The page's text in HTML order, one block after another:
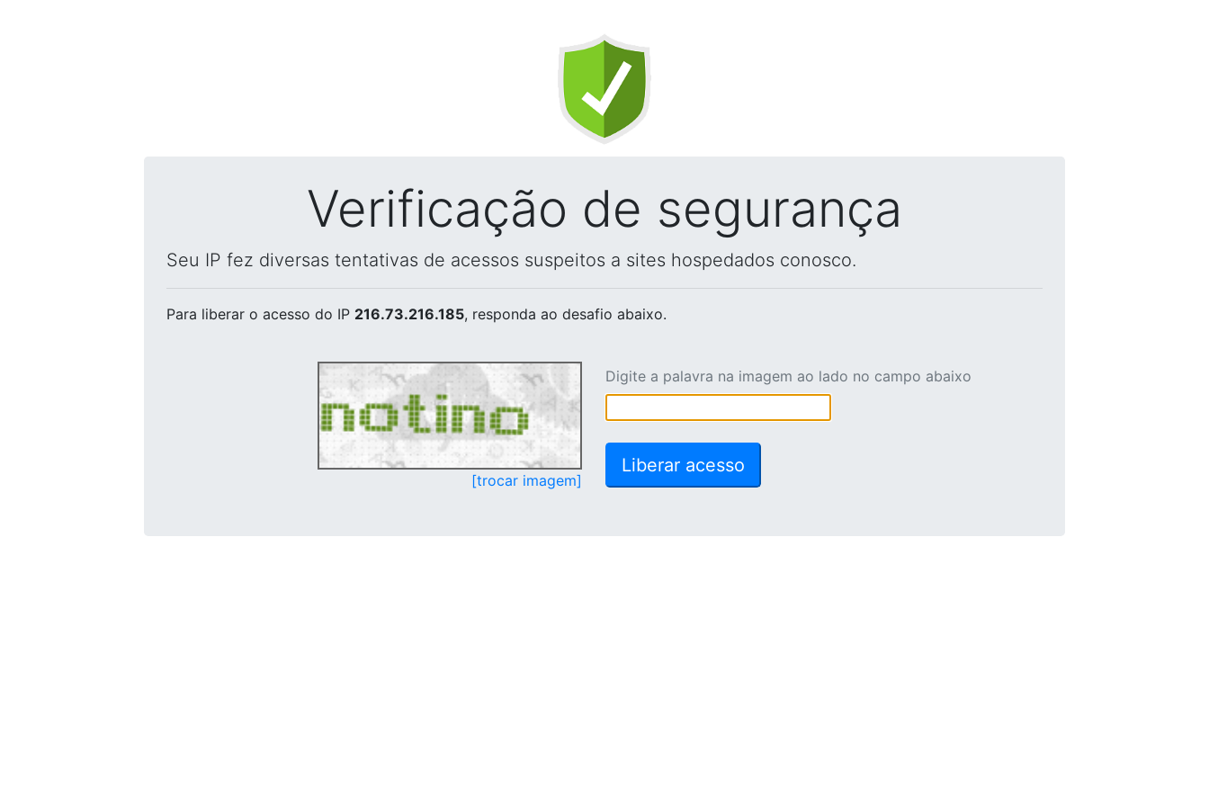
Verificação de segurança
Seu IP fez diversas tentativas de acessos suspeitos a sites hospedados conosco.
Para liberar o acesso do IP 216.73.216.185, responda ao desafio abaixo.
[trocar imagem]
Digite a palavra na imagem ao lado no campo abaixo